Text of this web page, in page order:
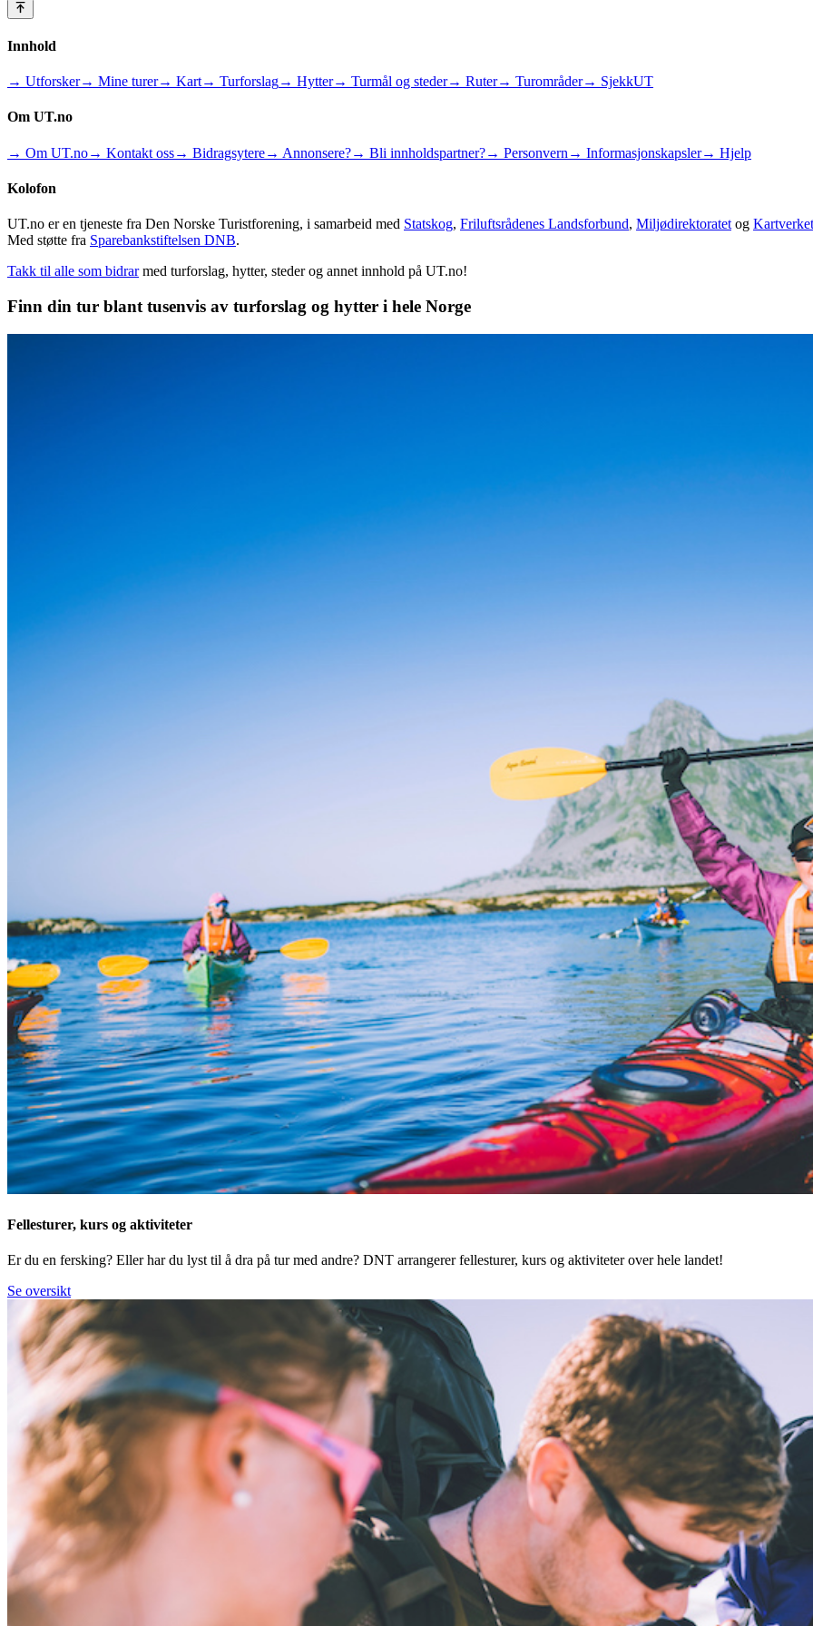
Innhold
→ Utforsker→ Mine turer→ Kart→ Turforslag→ Hytter→ Turmål og steder→ Ruter→ Turområder→ SjekkUT
Om UT.no
→ Om UT.no→ Kontakt oss→ Bidragsytere→ Annonsere?→ Bli innholdspartner?→ Personvern → Informasjonskapsler→ Hjelp
Kolofon
UT.no er en tjeneste fra Den Norske Turistforening, i samarbeid med Statskog, Friluftsrådenes Landsforbund, Miljødirektoratet og Kartverket
Med støtte fra Sparebankstiftelsen DNB.
Takk til alle som bidrar med turforslag, hytter, steder og annet innhold på UT.no!
Finn din tur blant tusenvis av turforslag og hytter i hele Norge
Fellesturer, kurs og aktiviteter
Er du en fersking? Eller har du lyst til å dra på tur med andre? DNT arrangerer fellesturer, kurs og aktiviteter over hele landet!
Se oversikt